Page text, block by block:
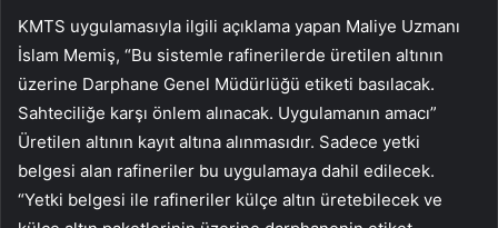
KMTS uygulamasıyla ilgili açıklama yapan Maliye Uzmanı
İslam Memiş, “Bu sistemle rafinerilerde üretilen altının
üzerine Darphane Genel Müdürlüğü etiketi basılacak.
Sahteciliğe karşı önlem alınacak. Uygulamanın amacı”
Üretilen altının kayıt altına alınmasıdır. Sadece yetki
belgesi alan rafineriler bu uygulamaya dahil edilecek.
“Yetki belgesi ile rafineriler külçe altın üretebilecek ve